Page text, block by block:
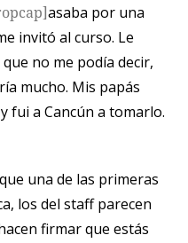
asaba por una
invitó al curso. Le
no me podía decir,
mucho. Mis papás
fui a Cancún a tomarlo.
una de las primeras
los del staff parecen
firmar que estás